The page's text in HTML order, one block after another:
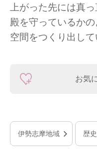
上がった先には真
殿を守っているか
空間をつくり出して
お気
伊勢志摩地域 歴